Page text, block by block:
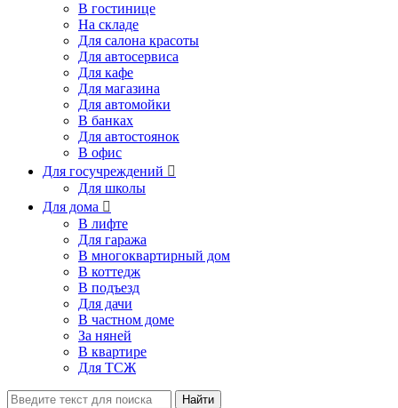
В гостинице
На складе
Для салона красоты
Для автосервиса
Для кафе
Для магазина
Для автомойки
В банках
Для автостоянок
В офис
Для госучреждений 
Для школы
Для дома 
В лифте
Для гаража
В многоквартирный дом
В коттедж
В подъезд
Для дачи
В частном доме
За няней
В квартире
Для ТСЖ
Найти